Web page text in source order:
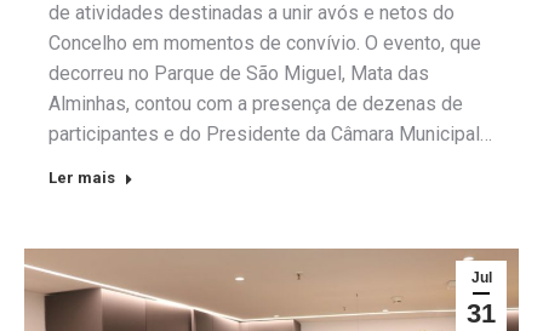
de atividades destinadas a unir avós e netos do
Concelho em momentos de convívio. O evento, que
decorreu no Parque de São Miguel, Mata das
Alminhas, contou com a presença de dezenas de
participantes e do Presidente da Câmara Municipal…
Ler mais
Jul
31